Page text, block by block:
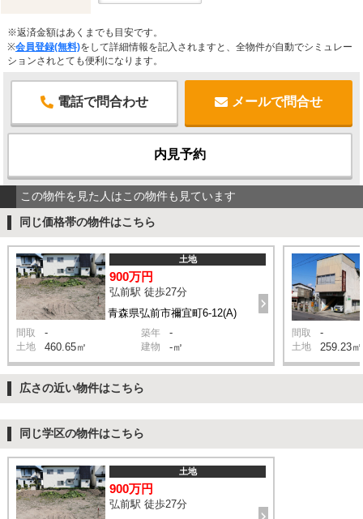
※返済金額はあくまでも目安です。
※会員登録(無料)をして詳細情報を記入されますと、全物件が自動でシミュレー
ションされとても便利になります。
電話で問合わせ メールで問合せ
内見予約
この物件を見た人はこの物件も見ています
同じ価格帯の物件はこちら
青森県弘前市禰宜町6-12(A)
土地
900万円
弘前駅 徒歩27分
間取 - 築年 -
土地 460.65㎡ 建物 -㎡
間取 -
土地 259.23㎡
広さの近い物件はこちら
同じ学区の物件はこちら
土地
900万円
弘前駅 徒歩27分